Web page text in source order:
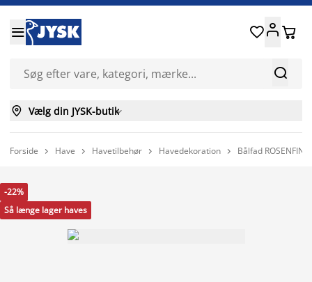


 
 Vælg din JYSK-butik
Forside  Have  Havetilbehør  Havedekoration  Bålfad
-22%
Så længe lager haves